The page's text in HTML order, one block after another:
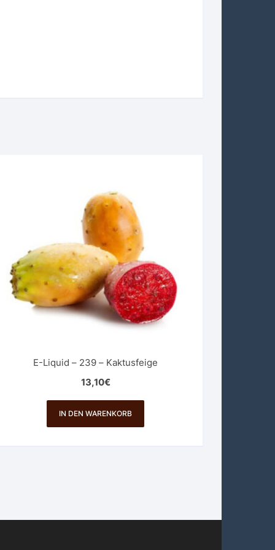
E-Liquid – 239 – Kaktusfeige
13,10€
IN DEN WARENKORB